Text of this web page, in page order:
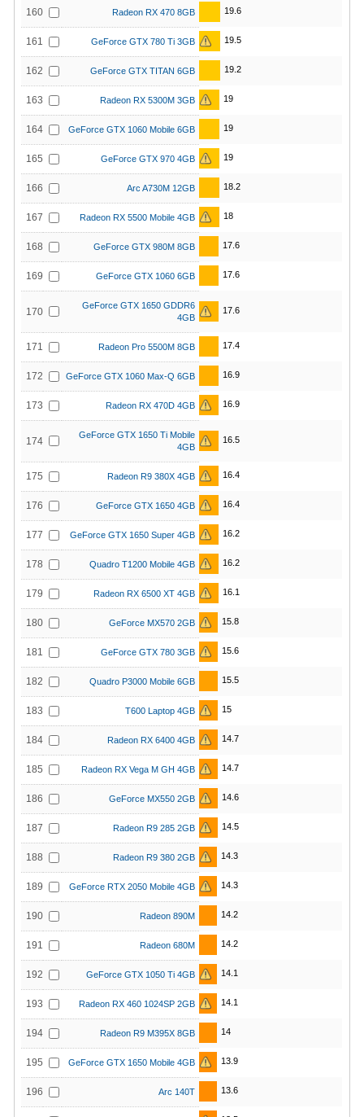
160 Radeon RX 470 8GB 19.6
161 GeForce GTX 780 Ti 3GB 19.5
162 GeForce GTX TITAN 6GB 19.2
163 Radeon RX 5300M 3GB 19
164 GeForce GTX 1060 Mobile 6GB 19
165 GeForce GTX 970 4GB 19
166 Arc A730M 12GB 18.2
167 Radeon RX 5500 Mobile 4GB 18
168 GeForce GTX 980M 8GB 17.6
169 GeForce GTX 1060 6GB 17.6
170
GeForce GTX 1650 GDDR6
4GB
17.6
171 Radeon Pro 5500M 8GB 17.4
172 GeForce GTX 1060 Max-Q 6GB 16.9
173 Radeon RX 470D 4GB 16.9
174
GeForce GTX 1650 Ti Mobile
4GB
16.5
175 Radeon R9 380X 4GB 16.4
176 GeForce GTX 1650 4GB 16.4
177 GeForce GTX 1650 Super 4GB 16.2
178 Quadro T1200 Mobile 4GB 16.2
179 Radeon RX 6500 XT 4GB 16.1
180 GeForce MX570 2GB 15.8
181 GeForce GTX 780 3GB 15.6
182 Quadro P3000 Mobile 6GB 15.5
183 T600 Laptop 4GB 15
184 Radeon RX 6400 4GB 14.7
185 Radeon RX Vega M GH 4GB 14.7
186 GeForce MX550 2GB 14.6
187 Radeon R9 285 2GB 14.5
188 Radeon R9 380 2GB 14.3
189 GeForce RTX 2050 Mobile 4GB 14.3
190 Radeon 890M 14.2
191 Radeon 680M 14.2
192 GeForce GTX 1050 Ti 4GB 14.1
193 Radeon RX 460 1024SP 2GB 14.1
194 Radeon R9 M395X 8GB 14
195 GeForce GTX 1650 Mobile 4GB 13.9
196 Arc 140T 13.6